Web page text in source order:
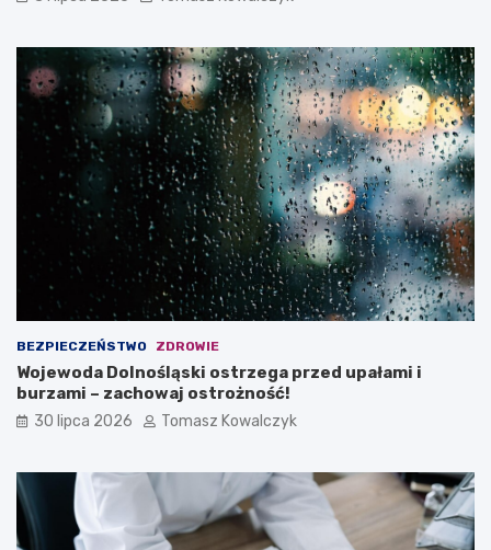
BEZPIECZEŃSTWO ZDROWIE
Wojewoda Dolnośląski ostrzega przed upałami i
burzami – zachowaj ostrożność!
30 lipca 2026 Tomasz Kowalczyk